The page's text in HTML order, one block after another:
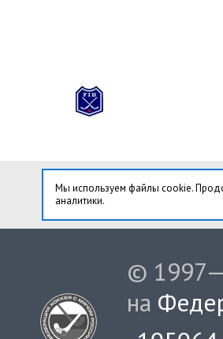
Мы используем файлы cookie.
аналитики.
©
на